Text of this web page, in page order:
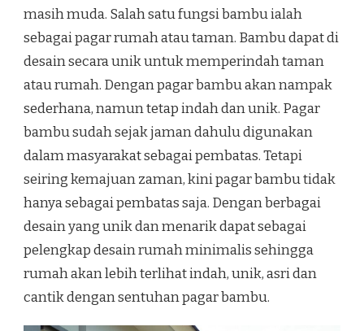
masih muda. Salah satu fungsi bambu ialah
sebagai pagar rumah atau taman. Bambu dapat di
desain secara unik untuk memperindah taman
atau rumah. Dengan pagar bambu akan nampak
sederhana, namun tetap indah dan unik. Pagar
bambu sudah sejak jaman dahulu digunakan
dalam masyarakat sebagai pembatas. Tetapi
seiring kemajuan zaman, kini pagar bambu tidak
hanya sebagai pembatas saja. Dengan berbagai
desain yang unik dan menarik dapat sebagai
pelengkap desain rumah minimalis sehingga
rumah akan lebih terlihat indah, unik, asri dan
cantik dengan sentuhan pagar bambu.